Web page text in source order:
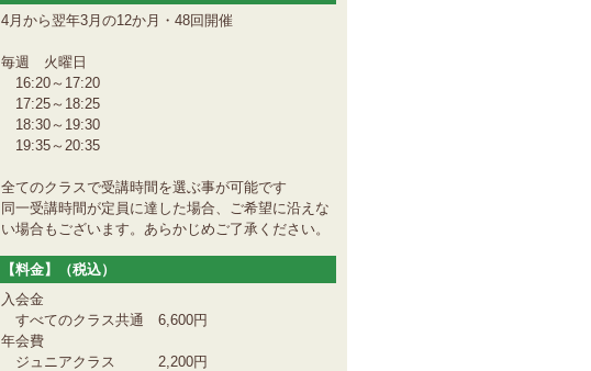
4月から翌年3月の12か月・48回開催
毎週 火曜日
16:20～17:20
17:25～18:25
18:30～19:30
19:35～20:35
全てのクラスで受講時間を選ぶ事が可能です
同一受講時間が定員に達した場合、ご希望に沿えな
い場合もございます。あらかじめご了承ください。
【料金】（税込）
入会金
すべてのクラス共通 6,600円
年会費
ジュニアクラス 2,200円